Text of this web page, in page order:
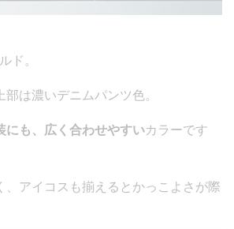
ド。
は濃いデニムパンツ色。
にも、広く合わせやすいカラーです
、アイコスも揃えるとかっこよさが際